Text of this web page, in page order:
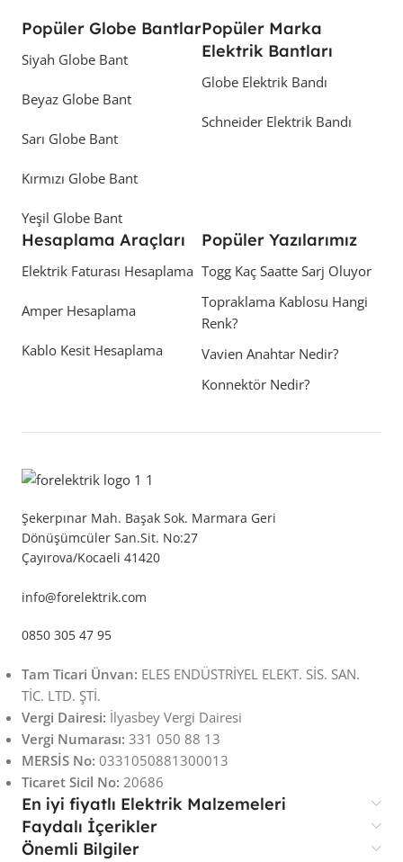
Popüler Globe Bantlar
Siyah Globe Bant
Beyaz Globe Bant
Sarı Globe Bant
Kırmızı Globe Bant
Yeşil Globe Bant
Popüler Marka
Elektrik Bantları
Globe Elektrik Bandı
Schneider Elektrik Bandı
Hesaplama Araçları
Elektrik Faturası Hesaplama
Amper Hesaplama
Kablo Kesit Hesaplama
Popüler Yazılarımız
Togg Kaç Saatte Sarj Oluyor
Topraklama Kablosu Hangi
Renk?
Vavien Anahtar Nedir?
Konnektör Nedir?
Şekerpınar Mah. Başak Sok. Marmara Geri
Dönüşümcüler San.Sit. No:27
Çayırova/Kocaeli 41420
info@forelektrik.com
0850 305 47 95
Tam Ticari Ünvan: ELES ENDÜSTRİYEL ELEKT. SİS. SAN.
TİC. LTD. ŞTİ.
Vergi Dairesi: İlyasbey Vergi Dairesi
Vergi Numarası: 331 050 88 13
MERSİS No: 0331050881300013
Ticaret Sicil No: 20686
En iyi fiyatlı Elektrik Malzemeleri
Faydalı İçerikler
Önemli Bilgiler
CHİNT